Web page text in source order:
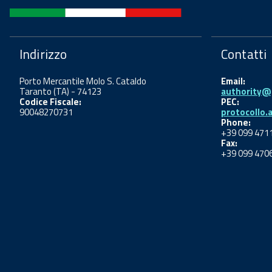
Indirizzo
Porto Mercantile Molo S. Cataldo
Taranto (TA) - 74123
Codice Fiscale:
90048270731
Contatti
Email:
PEC:
Phone:
+39 099
Fax:
+39 099